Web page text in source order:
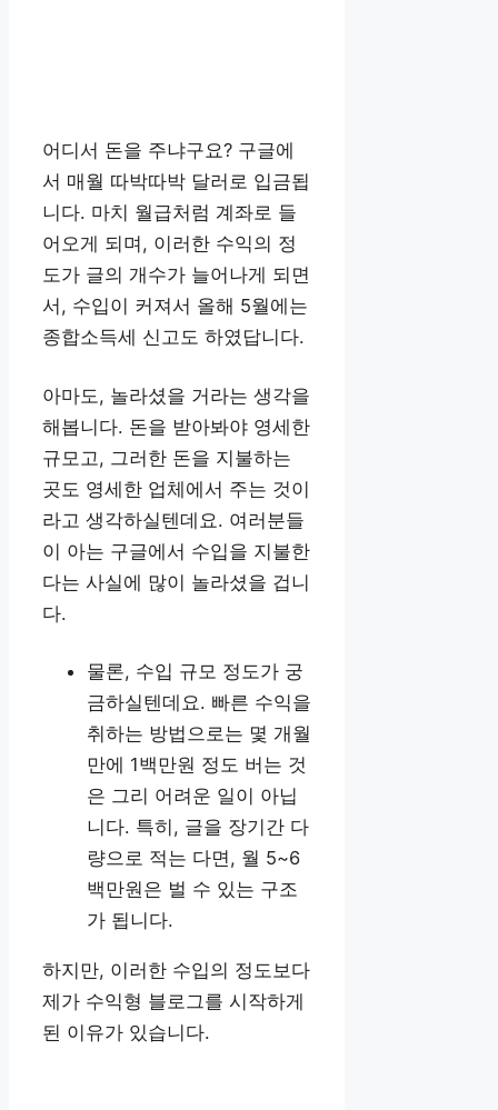
어디서 돈을 주냐구요? 구글에
서 매월 따박따박 달러로 입금됩
니다. 마치 월급처럼 계좌로 들
어오게 되며, 이러한 수익의 정
도가 글의 개수가 늘어나게 되면
서, 수입이 커져서 올해 5월에는
종합소득세 신고도 하였답니다.
아마도, 놀라셨을 거라는 생각을
해봅니다. 돈을 받아봐야 영세한
규모고, 그러한 돈을 지불하는
곳도 영세한 업체에서 주는 것이
라고 생각하실텐데요. 여러분들
이 아는 구글에서 수입을 지불한
다는 사실에 많이 놀라셨을 겁니
다.
물론, 수입 규모 정도가 궁
금하실텐데요. 빠른 수익을
취하는 방법으로는 몇 개월
만에 1백만원 정도 버는 것
은 그리 어려운 일이 아닙
니다. 특히, 글을 장기간 다
량으로 적는 다면, 월 5~6
백만원은 벌 수 있는 구조
가 됩니다.
하지만, 이러한 수입의 정도보다
제가 수익형 블로그를 시작하게
된 이유가 있습니다.